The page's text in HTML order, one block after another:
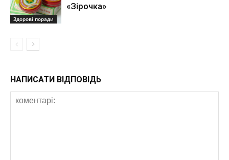
Здорові поради
«Зірочка»
НАПИСАТИ ВІДПОВІДЬ